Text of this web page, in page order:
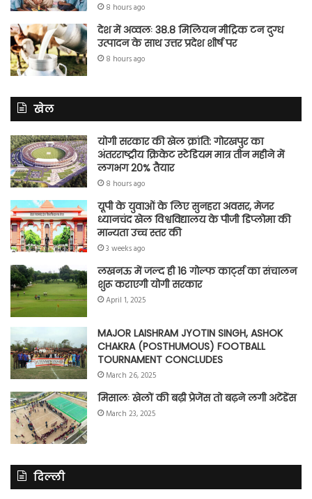
8 hours ago
देश में अव्वलः 38.8 मिलियन मीट्रिक टन दुग्ध
उत्पादन के साथ उत्तर प्रदेश शीर्ष पर
8 hours ago
खेल
योगी सरकार की खेल क्रांति: गोरखपुर का
अंतरराष्ट्रीय क्रिकेट स्टेडियम मात्र तीन महीने में
लगभग 20% तैयार
8 hours ago
यूपी के युवाओं के लिए सुनहरा अवसर, मेजर
ध्यानचंद खेल विश्वविद्यालय के पीजी डिप्लोमा की
मान्यता उच्च स्तर की
3 weeks ago
लखनऊ में जल्द ही 16 गोल्फ कार्ट्स का संचालन
शुरू कराएगी योगी सरकार
April 1, 2025
MAJOR LAISHRAM JYOTIN SINGH, ASHOK
CHAKRA (POSTHUMOUS) FOOTBALL
TOURNAMENT CONCLUDES
March 26, 2025
मिसालः खेलों की बढ़ी प्रेजेंस तो बढ़ने लगी अटेंडेंस
March 23, 2025
दिल्ली